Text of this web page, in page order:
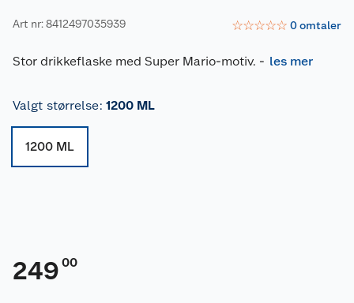
Art nr: 8412497035939 ☆☆☆☆☆ 0omtaler
Stor drikkeflaske med Super Mario-motiv. - les mer
Valgt størrelse: 1200 ML
1200 ML
249 00